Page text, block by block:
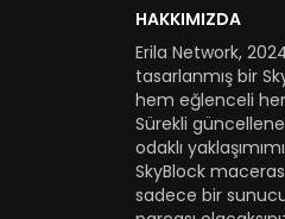
HAKKIMIZDA
Erila Network,
tasarlanmış bir
hem eğlenceli
Sürekli
odaklı
SkyBlock
sadece bir